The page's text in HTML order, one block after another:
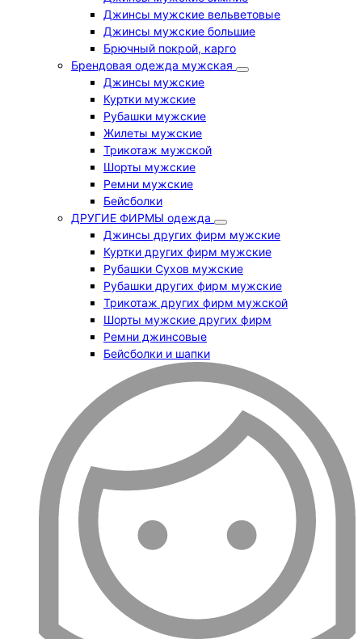
Джинсы мужские вельветовые
Джинсы мужские большие
Брючный покрой, карго
Брендовая одежда мужская
Джинсы мужские
Куртки мужские
Рубашки мужские
Жилеты мужские
Трикотаж мужской
Шорты мужские
Ремни мужские
Бейсболки
ДРУГИЕ ФИРМЫ одежда
Джинсы других фирм мужские
Куртки других фирм мужские
Рубашки Сухов мужские
Рубашки других фирм мужские
Трикотаж других фирм мужской
Шорты мужские других фирм
Ремни джинсовые
Бейсболки и шапки